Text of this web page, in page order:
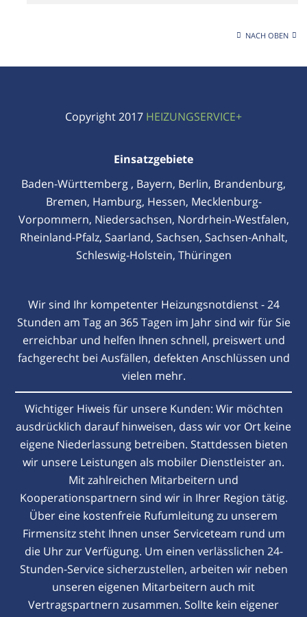
NACH OBEN
Copyright 2017 HEIZUNGSERVICE+
Einsatzgebiete
Baden-Württemberg , Bayern, Berlin, Brandenburg,
Bremen, Hamburg, Hessen, Mecklenburg-
Vorpommern, Niedersachsen, Nordrhein-Westfalen,
Rheinland-Pfalz, Saarland, Sachsen, Sachsen-Anhalt,
Schleswig-Holstein, Thüringen
Wir sind Ihr kompetenter Heizungsnotdienst - 24
Stunden am Tag an 365 Tagen im Jahr sind wir für Sie
erreichbar und helfen Ihnen schnell, preiswert und
fachgerecht bei Ausfällen, defekten Anschlüssen und
vielen mehr.
Wichtiger Hiweis für unsere Kunden: Wir möchten
ausdrücklich darauf hinweisen, dass wir vor Ort keine
eigene Niederlassung betreiben. Stattdessen bieten
wir unsere Leistungen als mobiler Dienstleister an.
Mit zahlreichen Mitarbeitern und
Kooperationspartnern sind wir in Ihrer Region tätig.
Über eine kostenfreie Rufumleitung zu unserem
Firmensitz steht Ihnen unser Serviceteam rund um
die Uhr zur Verfügung. Um einen verlässlichen 24-
Stunden-Service sicherzustellen, arbeiten wir neben
unseren eigenen Mitarbeitern auch mit
Vertragspartnern zusammen. Sollte kein eigener